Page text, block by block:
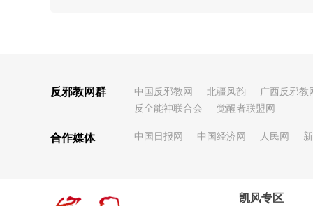
反邪教网群
合作媒体
中国反邪教网 北疆风韵
广西反邪教
反全能神联合会
觉醒者联盟网
中国日报网 中国经济网 人民网
凯风专区